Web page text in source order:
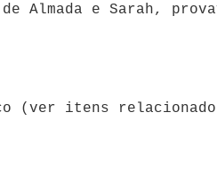
Almada e Sarah,
(ver itens